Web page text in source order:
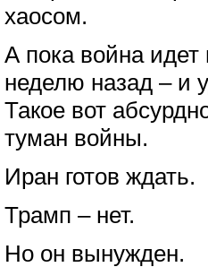
хаосом.
А пока война
неделю назад – и
Такое вот
туман войны.
Иран готов ждать.
Трамп – нет.
Но он вынужден.